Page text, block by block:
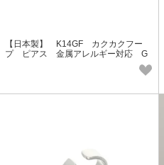
【日本製】 K14GF カクカクフー
プ ピアス 金属アレルギー対応 G